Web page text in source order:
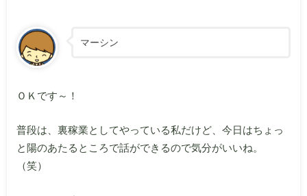
マーシン
ＯＫです～！
普段は、裏稼業としてやっている私だけど、今日はちょっ
と陽のあたるところで話ができるので気分がいいね。
（笑）